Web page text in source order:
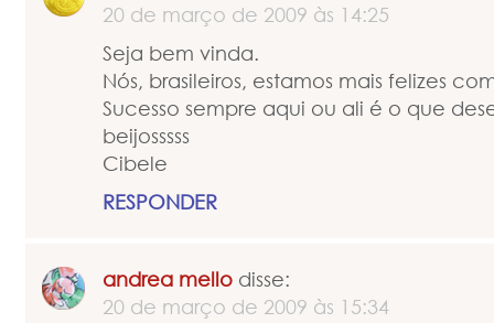
20 de março de 2009 às 14:25
Seja bem vinda.
Nós, brasileiros, estamos mais felizes
Sucesso sempre aqui ou ali é o que
beijosssss
Cibele
RESPONDER
andrea mello disse:
20 de março de 2009 às 15:34